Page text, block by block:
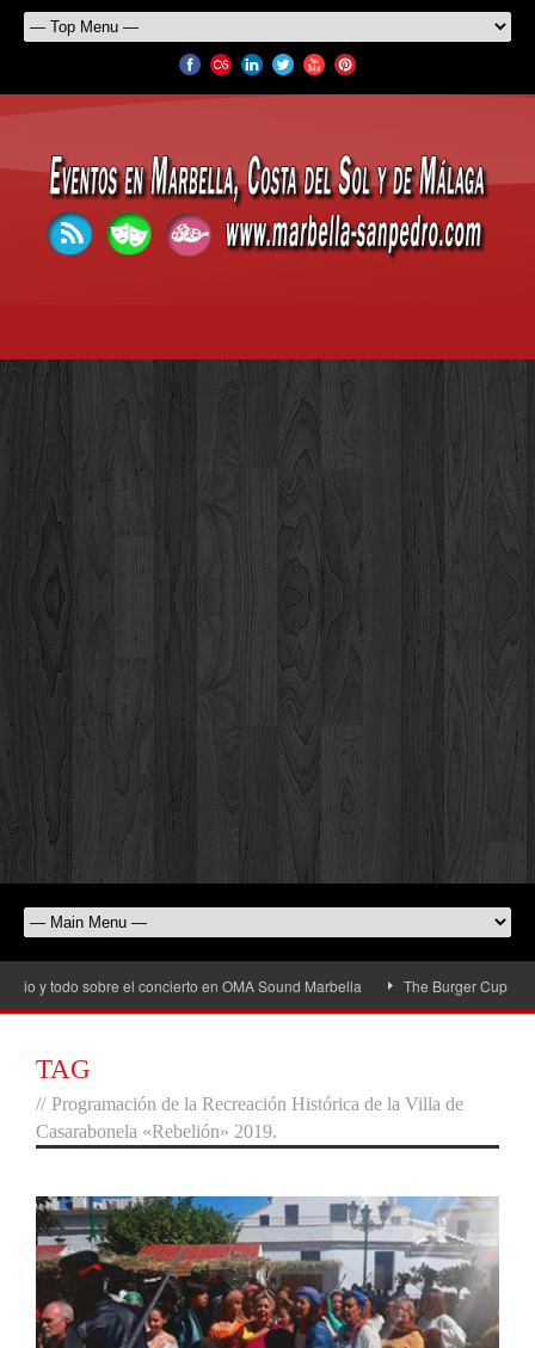
y todo sobre el concierto en OMA Sound Marbella The Burger Cup llega
TAG
// Programación de la Recreación Histórica de la Villa de
Casarabonela «Rebelión» 2019.